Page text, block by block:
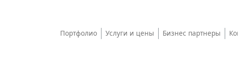
Портфолио Услуги и цены Бизнес партнеры